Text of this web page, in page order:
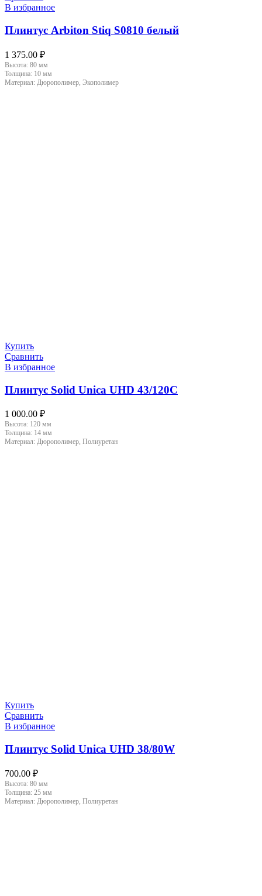
В избранное
Плинтус Arbiton Stiq S0810 белый
1 375.00 ₽
Высота: 80 мм
Толщина: 10 мм
Материал: Дюрополимер, Экополимер
Купить
Сравнить
В избранное
Плинтус Solid Unica UHD 43/120C
1 000.00 ₽
Высота: 120 мм
Толщина: 14 мм
Материал: Дюрополимер, Полиуретан
Купить
Сравнить
В избранное
Плинтус Solid Unica UHD 38/80W
700.00 ₽
Высота: 80 мм
Толщина: 25 мм
Материал: Дюрополимер, Полиуретан